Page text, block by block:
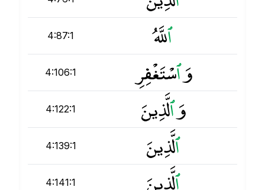
4:87:1 ٱللَّهُ
4:106:1 وَٱسْتَغْفِرِ
4:122:1 وَٱلَّذِينَ
4:139:1 ٱلَّذِينَ
4:141:1